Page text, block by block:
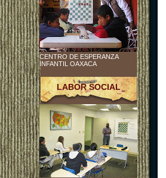
CENTRO DE ESPERANZA
INFANTIL OAXACA
LABOR SOCIAL